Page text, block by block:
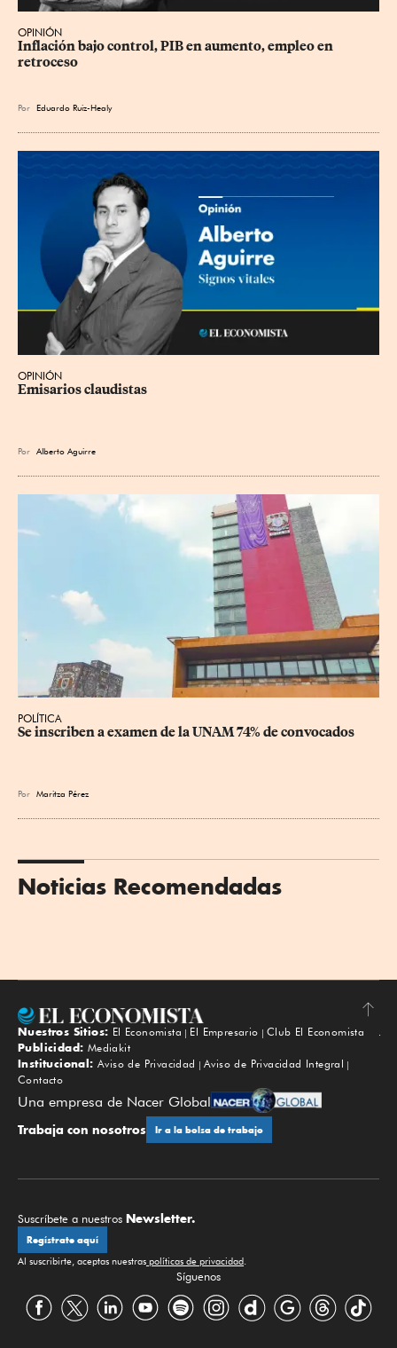
OPINIÓN
Inflación bajo control, PIB en aumento, empleo en
retroceso
Por Eduardo Ruiz-Healy
OPINIÓN
Emisarios claudistas
Por Alberto Aguirre
POLÍTICA
Se inscriben a examen de la UNAM 74% de convocados
Por Maritza Pérez
Noticias Recomendadas
Subir
Nuestros Sitios: El Economista El Empresario
Club El Economista
Publicidad: Mediakit
Institucional: Aviso de Privacidad
Aviso de Privacidad Integral
Contacto
Una empresa de Nacer Global
Trabaja con nosotros Ir a la bolsa de trabajo
Suscríbete a nuestros Newsletter.
Regístrate aquí
Al suscribirte, aceptas nuestras políticas de privacidad
Síguenos